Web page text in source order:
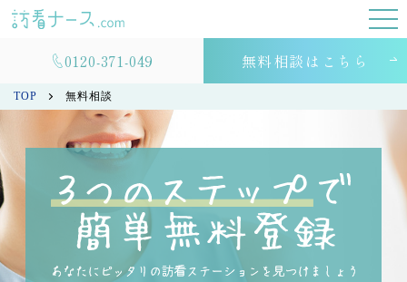
0120-371-049 無料相談はこちら
TOP 無料相談